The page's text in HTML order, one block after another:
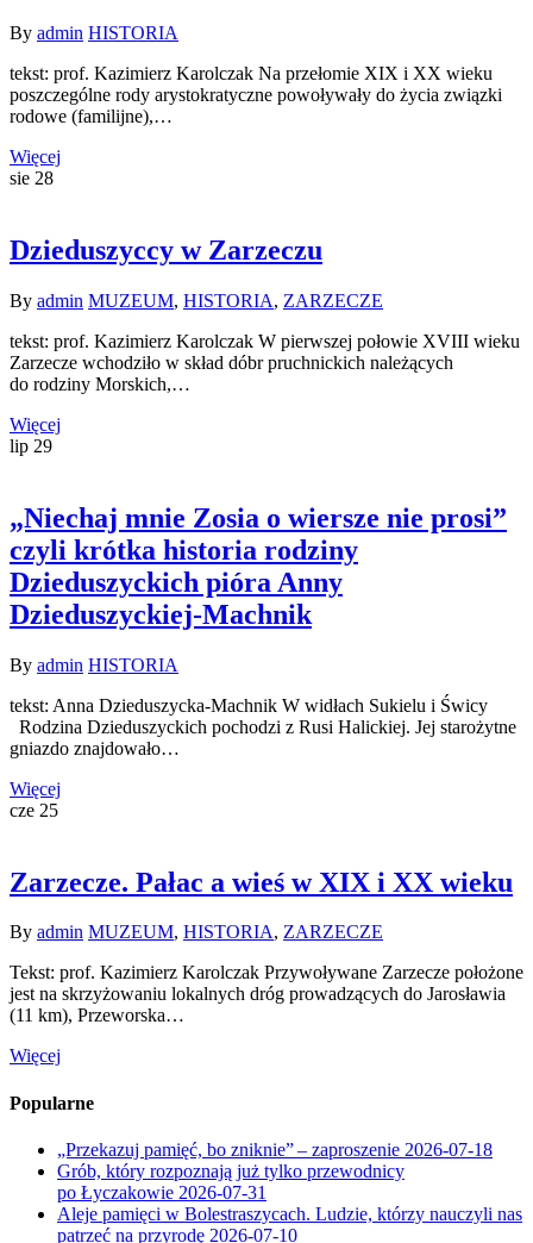
By admin HISTORIA
tekst: prof. Kazimierz Karolczak Na przełomie XIX i XX wieku
poszczególne rody arystokratyczne powoływały do życia związki
rodowe (familijne),…
Więcej
sie 28
Dzieduszyccy w Zarzeczu
By admin MUZEUM, HISTORIA, ZARZECZE
tekst: prof. Kazimierz Karolczak W pierwszej połowie XVIII wieku
Zarzecze wchodziło w skład dóbr pruchnickich należących
do rodziny Morskich,…
Więcej
lip 29
„Niechaj mnie Zosia o wiersze nie prosi”
czyli krótka historia rodziny
Dzieduszyckich pióra Anny
Dzieduszyckiej-Machnik
By admin HISTORIA
tekst: Anna Dzieduszycka-Machnik W widłach Sukielu i Świcy
Rodzina Dzieduszyckich pochodzi z Rusi Halickiej. Jej starożytne
gniazdo znajdowało…
Więcej
cze 25
Zarzecze. Pałac a wieś w XIX i XX wieku
By admin MUZEUM, HISTORIA, ZARZECZE
Tekst: prof. Kazimierz Karolczak Przywoływane Zarzecze położone
jest na skrzyżowaniu lokalnych dróg prowadzących do Jarosławia
(11 km), Przeworska…
Więcej
Popularne
„Przekazuj pamięć, bo zniknie” – zaproszenie 2026-07-18
Grób, który rozpoznają już tylko przewodnicy
po Łyczakowie 2026-07-31
Aleje pamięci w Bolestraszycach. Ludzie, którzy nauczyli nas
patrzeć na przyrodę 2026-07-10